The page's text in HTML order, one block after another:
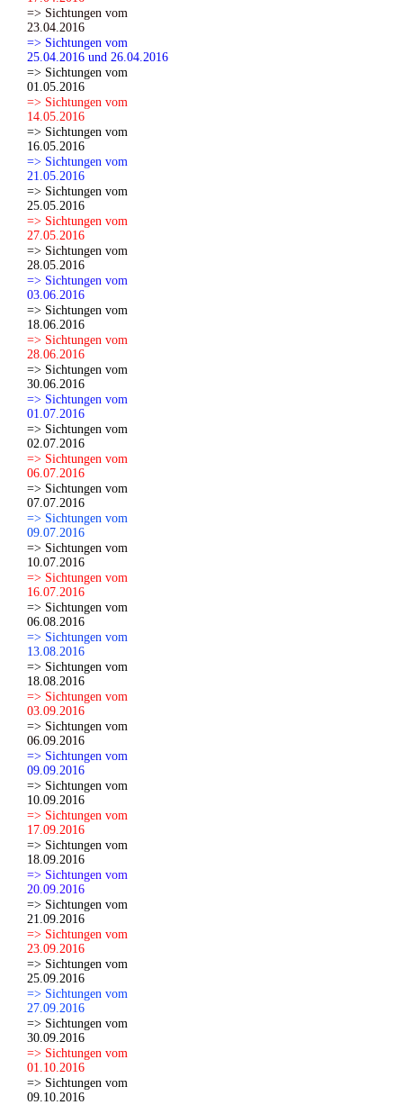
=> Sichtungen vom
23.04.2016
=> Sichtungen vom
25.04.2016 und 26.04.2016
=> Sichtungen vom
01.05.2016
=> Sichtungen vom
14.05.2016
=> Sichtungen vom
16.05.2016
=> Sichtungen vom
21.05.2016
=> Sichtungen vom
25.05.2016
=> Sichtungen vom
27.05.2016
=> Sichtungen vom
28.05.2016
=> Sichtungen vom
03.06.2016
=> Sichtungen vom
18.06.2016
=> Sichtungen vom
28.06.2016
=> Sichtungen vom
30.06.2016
=> Sichtungen vom
01.07.2016
=> Sichtungen vom
02.07.2016
=> Sichtungen vom
06.07.2016
=> Sichtungen vom
07.07.2016
=> Sichtungen vom
09.07.2016
=> Sichtungen vom
10.07.2016
=> Sichtungen vom
16.07.2016
=> Sichtungen vom
06.08.2016
=> Sichtungen vom
13.08.2016
=> Sichtungen vom
18.08.2016
=> Sichtungen vom
03.09.2016
=> Sichtungen vom
06.09.2016
=> Sichtungen vom
09.09.2016
=> Sichtungen vom
10.09.2016
=> Sichtungen vom
17.09.2016
=> Sichtungen vom
18.09.2016
=> Sichtungen vom
20.09.2016
=> Sichtungen vom
21.09.2016
=> Sichtungen vom
23.09.2016
=> Sichtungen vom
25.09.2016
=> Sichtungen vom
27.09.2016
=> Sichtungen vom
30.09.2016
=> Sichtungen vom
01.10.2016
=> Sichtungen vom
09.10.2016